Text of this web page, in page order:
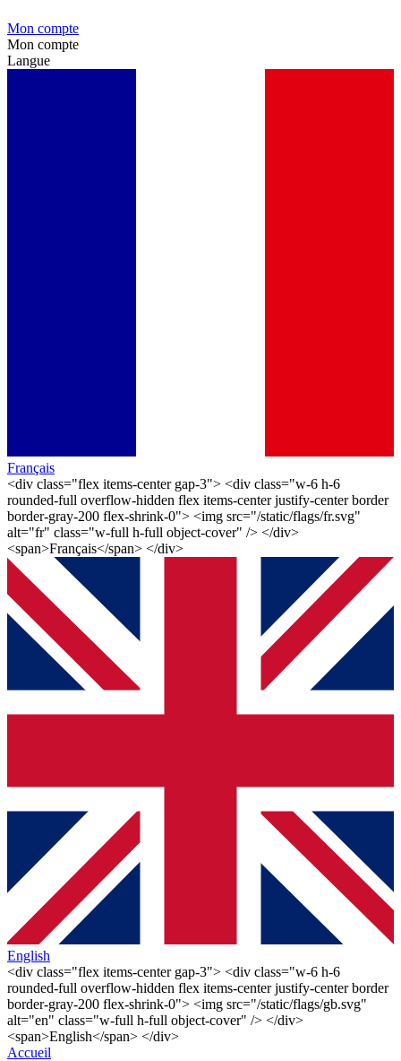
Mon compte
Mon compte
Langue
Français
<div class="flex items-center gap-3"> <div class="w-6 h-6
rounded-full overflow-hidden flex items-center justify-center border
border-gray-200 flex-shrink-0"> <img src="/static/flags/fr.svg"
alt="fr" class="w-full h-full object-cover" /> </div>
<span>Français</span> </div>
English
<div class="flex items-center gap-3"> <div class="w-6 h-6
rounded-full overflow-hidden flex items-center justify-center border
border-gray-200 flex-shrink-0"> <img src="/static/flags/gb.svg"
alt="en" class="w-full h-full object-cover" /> </div>
<span>English</span> </div>
Accueil